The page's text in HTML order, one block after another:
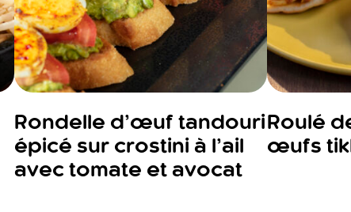
Rondelle d’œuf tandouri
épicé sur crostini à l’ail
avec tomate et avocat
Roulé
œufs